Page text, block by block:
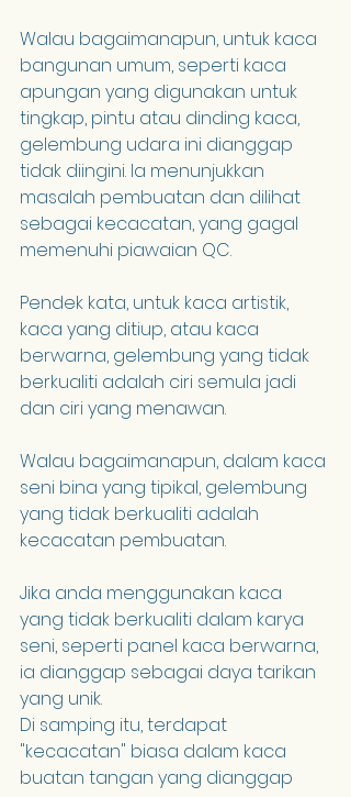
Walau bagaimanapun, untuk kaca
bangunan umum, seperti kaca
apungan yang digunakan untuk
tingkap, pintu atau dinding kaca,
gelembung udara ini dianggap
tidak diingini. Ia menunjukkan
masalah pembuatan dan dilihat
sebagai kecacatan, yang gagal
memenuhi piawaian QC.
Pendek kata, untuk kaca artistik,
kaca yang ditiup, atau kaca
berwarna, gelembung yang tidak
berkualiti adalah ciri semula jadi
dan ciri yang menawan.
Walau bagaimanapun, dalam kaca
seni bina yang tipikal, gelembung
yang tidak berkualiti adalah
kecacatan pembuatan.
Jika anda menggunakan kaca
yang tidak berkualiti dalam karya
seni, seperti panel kaca berwarna,
ia dianggap sebagai daya tarikan
yang unik.
Di samping itu, terdapat
"kecacatan" biasa dalam kaca
buatan tangan yang dianggap